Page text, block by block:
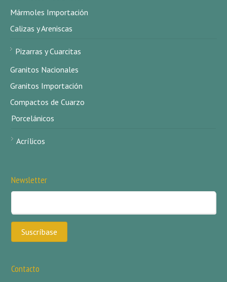
Mármoles Importación
Calizas y Areniscas
Pizarras y Cuarcitas
Granitos Nacionales
Granitos Importación
Compactos de Cuarzo
Porcelánicos
Acrílicos
Newsletter
Contacto